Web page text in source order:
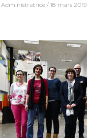
Administratrice 18 mars 2019